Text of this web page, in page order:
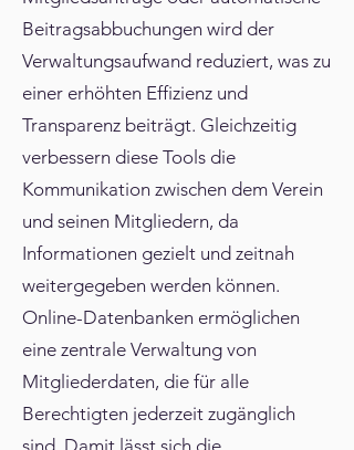
Beitragsabbuchungen wird der
Verwaltungsaufwand reduziert, was zu
einer erhöhten Effizienz und
Transparenz beiträgt. Gleichzeitig
verbessern diese Tools die
Kommunikation zwischen dem Verein
und seinen Mitgliedern, da
Informationen gezielt und zeitnah
weitergegeben werden können.
Online-Datenbanken ermöglichen
eine zentrale Verwaltung von
Mitgliederdaten, die für alle
Berechtigten jederzeit zugänglich
sind. Damit lässt sich die